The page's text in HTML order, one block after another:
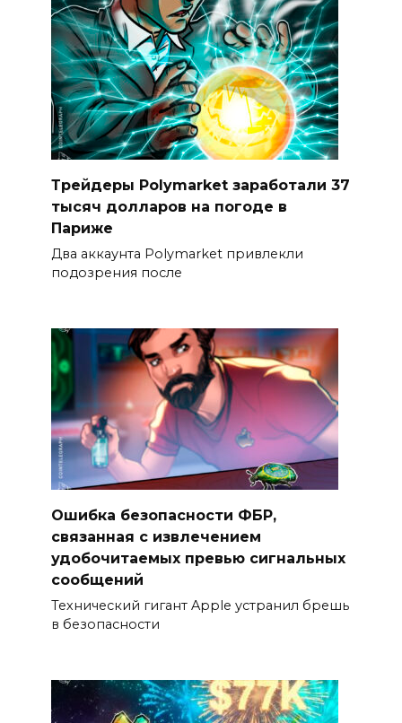
Трейдеры Polymarket заработали 37
тысяч долларов на погоде в
Париже
Два аккаунта Polymarket привлекли
подозрения после
Ошибка безопасности ФБР,
связанная с извлечением
удобочитаемых превью сигнальных
сообщений
Технический гигант Apple устранил брешь
в безопасности